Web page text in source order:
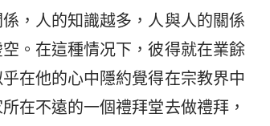
，人的知識越多，人與人的關係
。在這種情况下，彼得就在業餘
在他的心中隱約覺得在宗教界中
在不遠的一個禮拜堂去做禮拜，